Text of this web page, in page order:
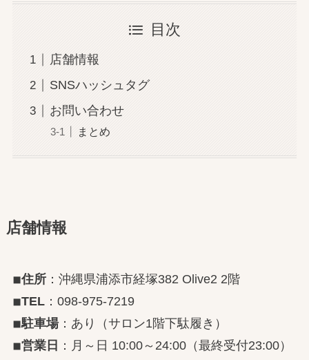
目次
店舗情報
SNSハッシュタグ
お問い合わせ
まとめ
店舗情報
◾︎住所：沖縄県浦添市経塚382 Olive2 2階
◾︎TEL：098-975-7219
◾︎駐車場：あり（サロン1階下駄履き）
◾︎営業日 ：月～日 10:00～24:00（最終受付23:00）